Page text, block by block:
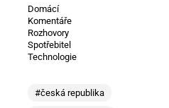
Domácí
Komentáře
Rozhovory
Spotřebitel
Technologie
#česká republika